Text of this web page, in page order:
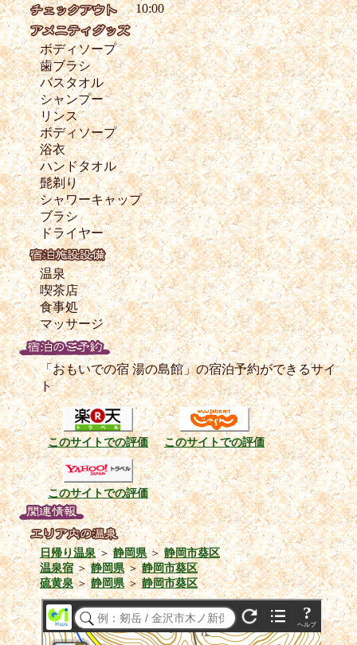
10:00
ボディソープ
歯ブラシ
バスタオル
シャンプー
リンス
ボディソープ
浴衣
ハンドタオル
髭剃り
シャワーキャップ
ブラシ
ドライヤー
温泉
喫茶店
食事処
マッサージ
「おもいでの宿 湯の島館」の宿泊予約ができるサイ
ト
このサイトでの評価 このサイトでの評価
このサイトでの評価
日帰り温泉＞静岡県＞静岡市葵区
温泉宿＞静岡県＞静岡市葵区
硫黄泉＞静岡県＞静岡市葵区